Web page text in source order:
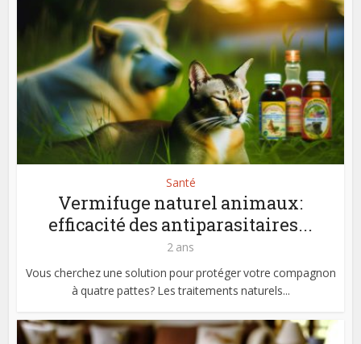
Santé
Vermifuge naturel animaux:
efficacité des antiparasitaires...
2 ans
Vous cherchez une solution pour protéger votre compagnon
à quatre pattes? Les traitements naturels...